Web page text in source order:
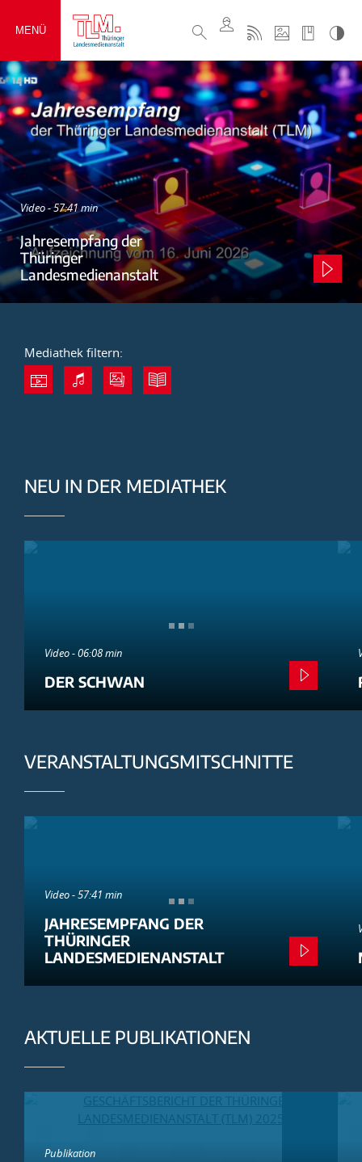
MENÜ
Video - 57:41 min
Jahresempfang der
Thüringer
Landesmedienanstalt
Mediathek filtern:
NEU IN DER MEDIATHEK
Video - 06:08 min
DER SCHWAN
VERANSTALTUNGSMITSCHNITTE
Video - 57:41 min
JAHRESEMPFANG DER
THÜRINGER
LANDESMEDIENANSTALT
AKTUELLE PUBLIKATIONEN
Publikation